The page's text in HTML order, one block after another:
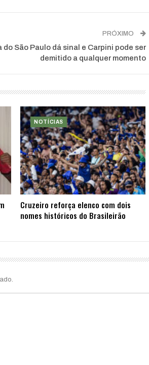
PRÓXIMO
do São Paulo dá sinal e Carpini pode ser
demitido a qualquer momento
NOTÍCIAS
Cruzeiro reforça elenco com dois
nomes históricos do Brasileirão